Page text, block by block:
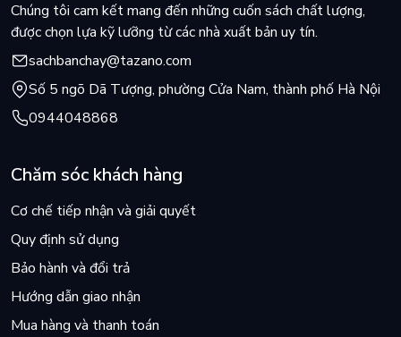
Chúng tôi cam kết mang đến những cuốn sách chất lượng,
được chọn lựa kỹ lưỡng từ các nhà xuất bản uy tín.
sachbanchay@tazano.com
Số 5 ngõ Dã Tượng, phường Cửa Nam, thành phố Hà Nội
0944048868
Chăm sóc khách hàng
Cơ chế tiếp nhận và giải quyết
Quy định sử dụng
Bảo hành và đổi trả
Hướng dẫn giao nhận
Mua hàng và thanh toán